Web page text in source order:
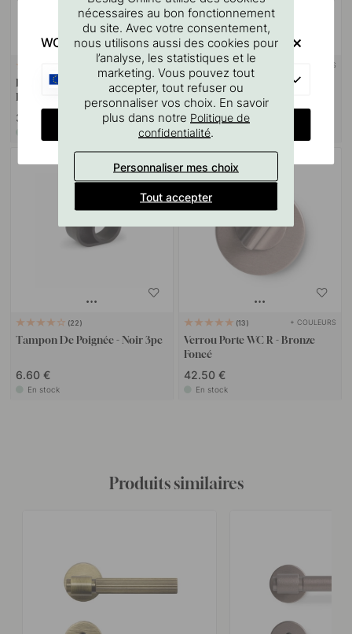
+ COULEURS
Butée De Porte Helix - Bronze
Foncé
34 €
+ COULEURS
Butée De Porte Helix Stripe -
Bronze Foncé
34 €
En stock
22
Tampon De Poignée - Noir 3pc
6.60 €
En stock
13 + COULEURS
Verrou Porte WC R - Bronze
Foncé
42.50 €
En stock
Produits similaires
nécessaires au bon fonctionnement
du site. Avec votre consentement,
nous utilisons aussi des cookies pour
l’analyse, les statistiques et le
marketing. Vous pouvez tout
accepter, tout refuser ou
personnaliser vos choix. En savoir
plus dans notre Politique de
confidentialité.
Personnaliser mes choix
Tout accepter
WOULD YOU RATHER VISIT?
CHANGE COUNTRY